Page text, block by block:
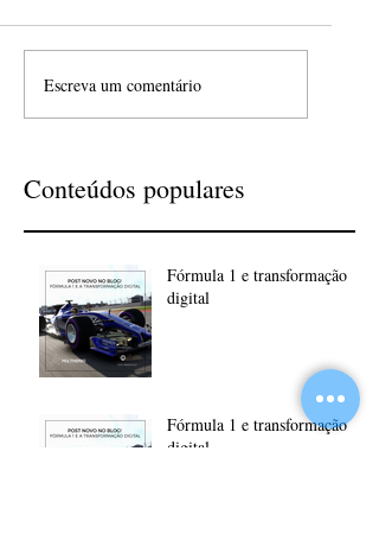
Escreva um comentário
Conteúdos populares
Fórmula 1 e transformação
digital
Fórmula 1 e transformação
digital